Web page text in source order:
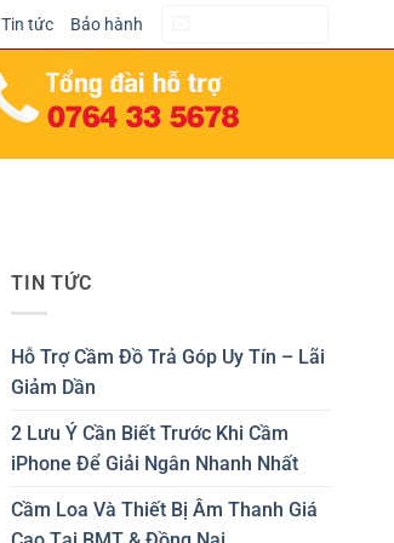
Tin tức Bảo hành
TIN TỨC
Hỗ Trợ Cầm Đồ Trả Góp Uy Tín – Lãi
Giảm Dần
2 Lưu Ý Cần Biết Trước Khi Cầm
iPhone Để Giải Ngân Nhanh Nhất
Cầm Loa Và Thiết Bị Âm Thanh Giá